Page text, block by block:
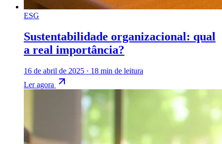
ESG
Sustentabilidade organizacional: qual
a real importância?
16 de abril de 2025 · 18 min de leitura
Ler agora